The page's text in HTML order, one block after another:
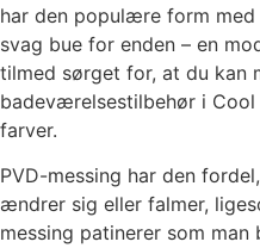
har den populære form
svag bue for enden – en
tilmed sørget for, at du kan
badeværelsestilbehør i Cool
farver.
PVD-messing har den
ændrer sig eller falmer,
messing patinerer som